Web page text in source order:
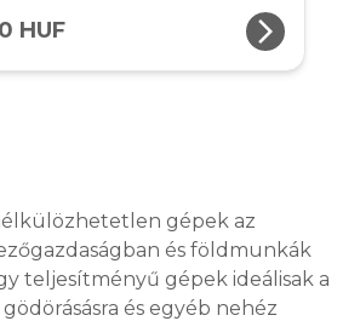
HUF arrow_forward_ios
gépek az
és földmunkák
teljesítményű gépek ideálisak a
és egyéb nehéz